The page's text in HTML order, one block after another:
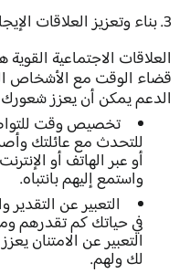
3. بناء وتعزيز العلاقات الإيجابية:
العلاقات الاجتماعية
قضاء الوقت مع الأشخاص
الدعم يمكن أن يعزز شعورك
تخصيص وقت
للتحدث مع عائلتك
أو عبر الهاتف أو
واستمع إليهم بانتباه.
التعبير عن التقدير
في حياتك كم تقدرهم
التعبير عن الامتنان
لك ولهم.